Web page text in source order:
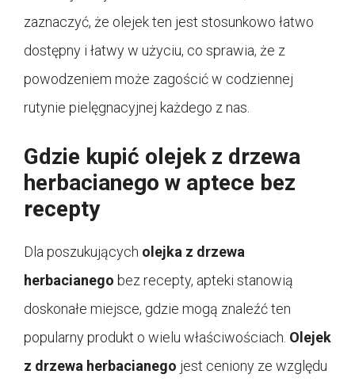
zaznaczyć, że olejek ten jest stosunkowo łatwo
dostępny i łatwy w użyciu, co sprawia, że z
powodzeniem może zagościć w codziennej
rutynie pielęgnacyjnej każdego z nas.
Gdzie kupić olejek z drzewa
herbacianego w aptece bez
recepty
Dla poszukujących olejka z drzewa
herbacianego bez recepty, apteki stanowią
doskonałe miejsce, gdzie mogą znaleźć ten
popularny produkt o wielu właściwościach. Olejek
z drzewa herbacianego jest ceniony ze względu